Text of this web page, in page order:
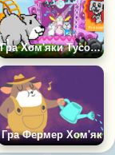
Гра Хом'яки Тусовщики
Гра Фермер Хом'як